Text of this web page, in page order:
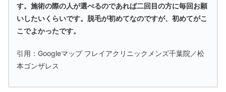
す。施術の際の人が選べるのであれば二回目の方に毎回お願
いしたいくらいです。脱毛が初めてなのですが、初めてがこ
こでよかったです。
引用：Googleマップ フレイアクリニックメンズ千葉院／松
本ゴンザレス